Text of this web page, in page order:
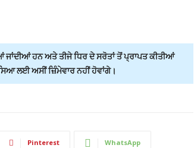
ਹਨ ਅਤੇ ਤੀਜੇ ਧਿਰ ਦੇ ਸਰੋਤਾਂ ਤੋਂ ਪ੍ਰਾਪਤ ਕੀਤੀਆਂ
ਲਈ ਅਸੀਂ ਜ਼ਿੰਮੇਵਾਰ ਨਹੀਂ ਹੋਵਾਂਗੇ।
Pinterest WhatsApp